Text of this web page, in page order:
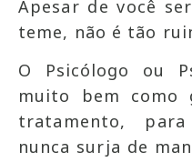
Apesar de você
teme, não é tão
O Psicólogo ou
muito bem como
tratamento,
nunca surja de